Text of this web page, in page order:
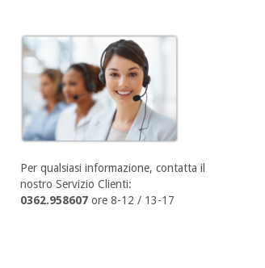
Per qualsiasi informazione, contatta il
nostro Servizio Clienti:
0362.958607 ore 8-12 / 13-17